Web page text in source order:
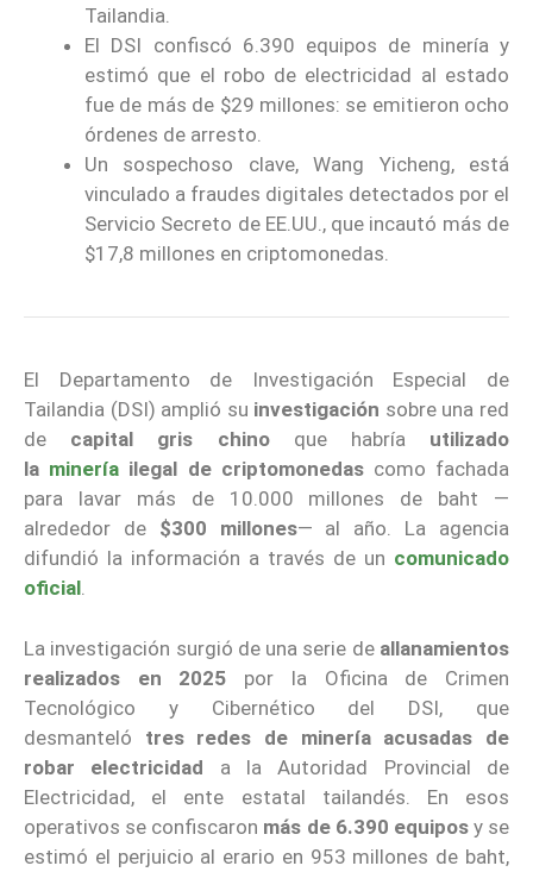
Tailandia.
El DSI confiscó 6.390 equipos de minería y
estimó que el robo de electricidad al estado
fue de más de $29 millones: se emitieron ocho
órdenes de arresto.
Un sospechoso clave, Wang Yicheng, está
vinculado a fraudes digitales detectados por el
Servicio Secreto de EE.UU., que incautó más de
$17,8 millones en criptomonedas.
El Departamento de Investigación Especial de
Tailandia (DSI) amplió su investigación sobre una red
de capital gris chinoque habríautilizado
la minería ilegal de criptomonedascomo fachada
para lavar más de 10.000 millones de baht —
alrededor de $300 millones— al año. La agencia
difundió la información a través de un comunicado
oficial.
La investigación surgió de una serie de allanamientos
realizados en 2025 por la Oficina de Crimen
Tecnológico y Cibernético del DSI, que
desmanteló tres redes de minería acusadas de
robar electricidad a la Autoridad Provincial de
Electricidad, el ente estatal tailandés. En esos
operativos se confiscaron más de 6.390 equiposy se
estimó el perjuicio al erario en 953 millones de baht,